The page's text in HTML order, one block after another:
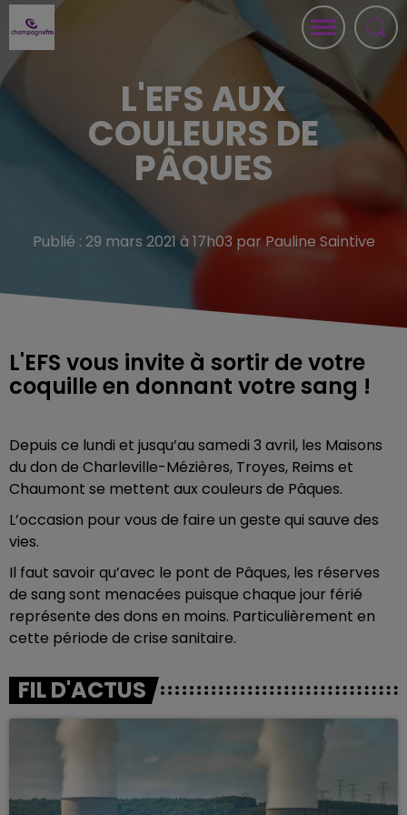
L'EFS AUX
COULEURS DE
PÂQUES
Publié : 29 mars 2021 à 17h03 par Pauline Saintive
L'EFS vous invite à sortir de votre
coquille en donnant votre sang !
Depuis ce lundi et jusqu’au samedi 3 avril, les Maisons
du don de Charleville-Mézières, Troyes, Reims et
Chaumont se mettent aux couleurs de Pâques.
L’occasion pour vous de faire un geste qui sauve des
vies.
Il faut savoir qu’avec le pont de Pâques, les réserves
de sang sont menacées puisque chaque jour férié
représente des dons en moins. Particulièrement en
cette période de crise sanitaire.
FIL D'ACTUS